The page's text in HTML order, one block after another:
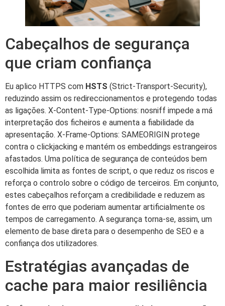
Cabeçalhos de segurança
que criam confiança
Eu aplico HTTPS com HSTS (Strict-Transport-Security),
reduzindo assim os redireccionamentos e protegendo todas
as ligações. X-Content-Type-Options: nosniff impede a má
interpretação dos ficheiros e aumenta a fiabilidade da
apresentação. X-Frame-Options: SAMEORIGIN protege
contra o clickjacking e mantém os embeddings estrangeiros
afastados. Uma política de segurança de conteúdos bem
escolhida limita as fontes de script, o que reduz os riscos e
reforça o controlo sobre o código de terceiros. Em conjunto,
estes cabeçalhos reforçam a credibilidade e reduzem as
fontes de erro que poderiam aumentar artificialmente os
tempos de carregamento. A segurança torna-se, assim, um
elemento de base direta para o desempenho de SEO e a
confiança dos utilizadores.
Estratégias avançadas de
cache para maior resiliência